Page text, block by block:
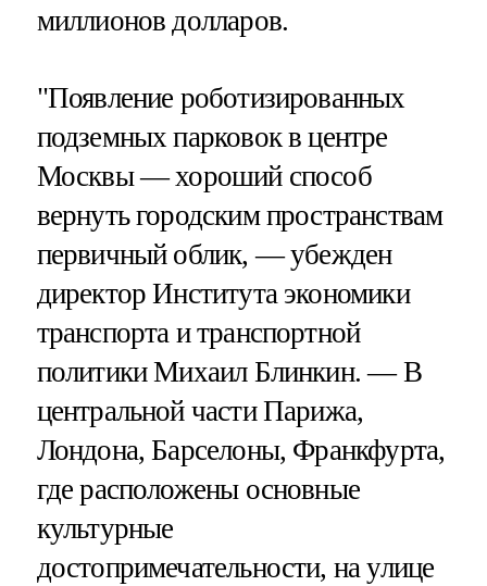
миллионов долларов.
"Появление роботизированных
подземных парковок в центре
Москвы — хороший способ
вернуть городским пространствам
первичный облик, — убежден
директор Института экономики
транспорта и транспортной
политики Михаил Блинкин. — В
центральной части Парижа,
Лондона, Барселоны, Франкфурта,
где расположены основные
культурные
достопримечательности, на улице